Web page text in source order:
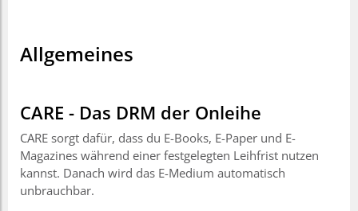
Allgemeines
CARE - Das DRM der Onleihe
CARE sorgt dafür, dass du E-Books, E-Paper und E-
Magazines während einer festgelegten Leihfrist nutzen
kannst. Danach wird das E-Medium automatisch
unbrauchbar.